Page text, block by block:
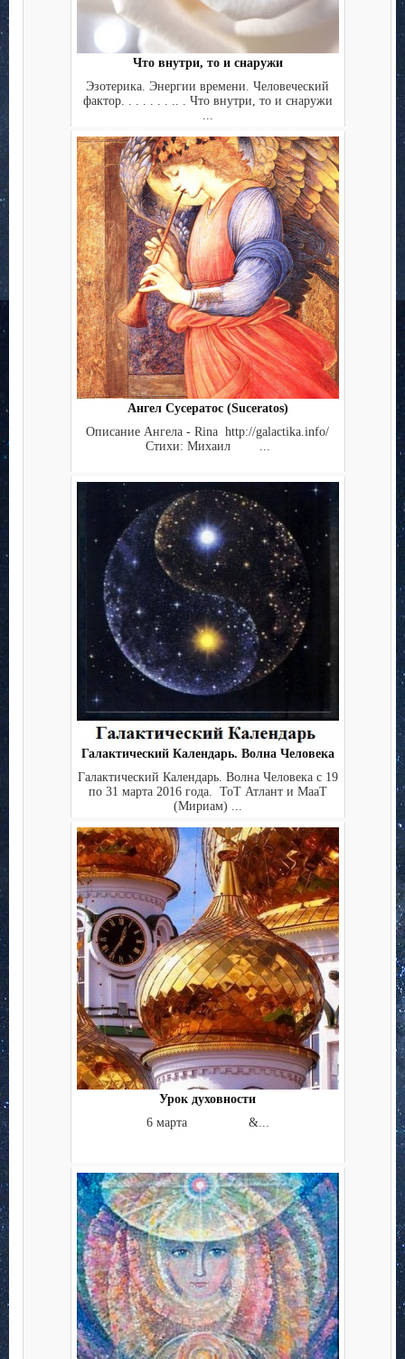
Что внутри, то и снаружи
Эзотерика. Энергии времени. Человеческий
фактор. . . . . . . .. . Что внутри, то и снаружи
...
Ангел Сусератос (Suceratos)
Описание Ангела - Rina http://galactika.info/
Стихи: Михаил ...
Галактический Календарь. Волна Человека
Галактический Календарь. Волна Человека с 19
по 31 марта 2016 года. ТоТ Атлант и МааТ
(Мириам) ...
Урок духовности
6 марта &...